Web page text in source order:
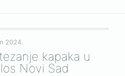
2024.
kapaka u
Novi Sad